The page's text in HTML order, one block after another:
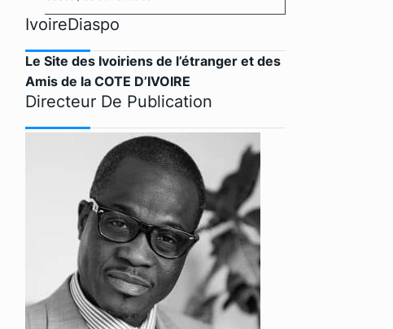
IvoireDiaspo
Le Site des Ivoiriens de l’étranger et des
Amis de la COTE D’IVOIRE
Directeur De Publication